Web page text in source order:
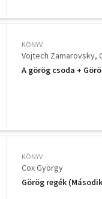
KÖNYV
Vojtech Zamarovsky
A görög csoda +
KÖNYV
Cox György
Görög regék